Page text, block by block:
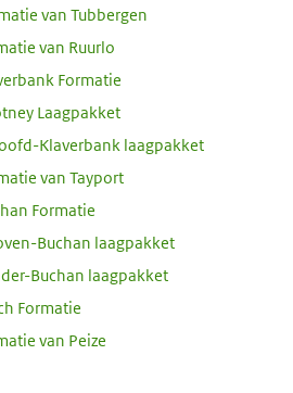
van Tubbergen
van Ruurlo
Formatie
Laagpakket
Klaverbank laagpakket
van Tayport
Formatie
Buchan laagpakket
Buchan laagpakket
Formatie
van Peize